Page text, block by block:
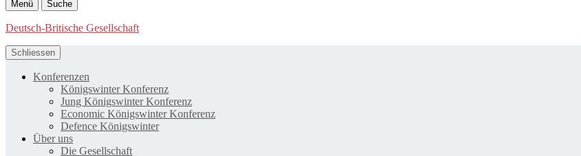
Menü Suche
Deutsch-Britische Gesellschaft
Schliessen
Konferenzen
Königswinter Konferenz
Jung Königswinter Konferenz
Economic Königswinter Konferenz
Defence Königswinter
Über uns
Die Gesellschaft